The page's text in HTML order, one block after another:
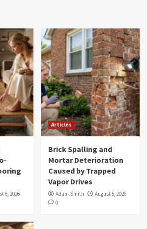
6, 2026
Articles
Brick Spalling and
Mortar Deterioration
Caused by Trapped
Vapor Drives
Adam.Smith
August 5, 2026
0